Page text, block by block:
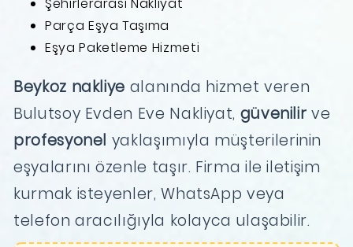
Parça Eşya Taşıma
Eşya Paketleme Hizmeti
Beykoz nakliye alanında hizmet veren
Bulutsoy Evden Eve Nakliyat, güvenilir ve
profesyonel yaklaşımıyla müşterilerinin
eşyalarını özenle taşır. Firma ile iletişim
kurmak isteyenler, WhatsApp veya
telefon aracılığıyla kolayca ulaşabilir.